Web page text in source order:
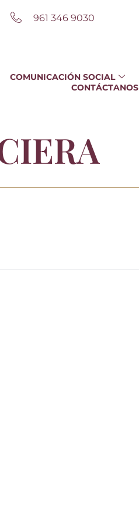
961 346 9030
COMUNICACIÓN SOCIAL
CONTÁCTANOS